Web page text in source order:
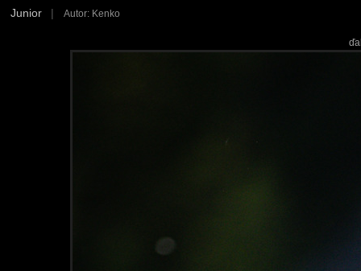
Junior | Autor: Kenko